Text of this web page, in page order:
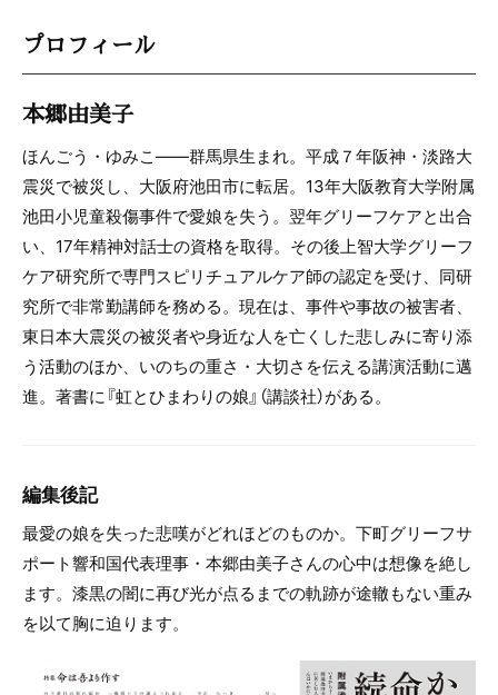
プロフィール
本郷由美子
ほんごう・ゆみこ――群馬県生まれ。平成７年阪神・淡路大
震災で被災し、大阪府池田市に転居。13年大阪教育大学附属
池田小児童殺傷事件で愛娘を失う。翌年グリーフケアと出合
い、17年精神対話士の資格を取得。その後上智大学グリーフ
ケア研究所で専門スピリチュアルケア師の認定を受け、同研
究所で非常勤講師を務める。現在は、事件や事故の被害者、
東日本大震災の被災者や身近な人を亡くした悲しみに寄り添
う活動のほか、いのちの重さ・大切さを伝える講演活動に邁
進。著書に『虹とひまわりの娘』（講談社）がある。
編集後記
最愛の娘を失った悲嘆がどれほどのものか。下町グリーフサ
ポート響和国代表理事・本郷由美子さんの心中は想像を絶し
ます。漆黒の闇に再び光が点るまでの軌跡が途轍もない重み
を以て胸に迫ります。